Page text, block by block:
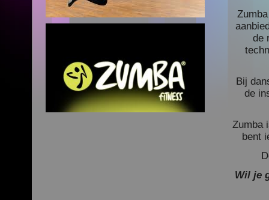
de
Bij
de
Zumba
bent
Wil je